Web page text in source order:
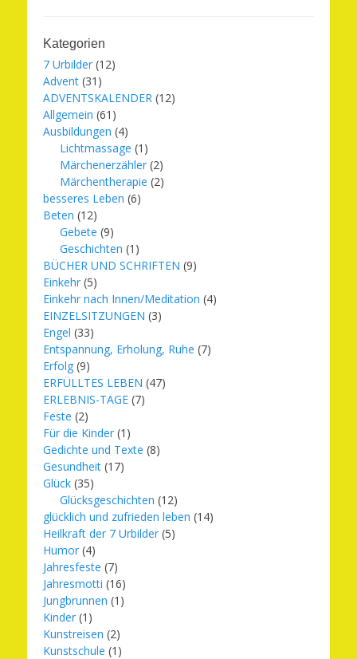
Kategorien
7 Urbilder (12)
Advent (31)
ADVENTSKALENDER (12)
Allgemein (61)
Ausbildungen (4)
Lichtmassage (1)
Märchenerzähler (2)
Märchentherapie (2)
besseres Leben (6)
Beten (12)
Gebete (9)
Geschichten (1)
BÜCHER UND SCHRIFTEN (9)
Einkehr (5)
Einkehr nach Innen/Meditation (4)
EINZELSITZUNGEN (3)
Engel (33)
Entspannung, Erholung, Ruhe (7)
Erfolg (9)
ERFÜLLTES LEBEN (47)
ERLEBNIS-TAGE (7)
Feste (2)
Für die Kinder (1)
Gedichte und Texte (8)
Gesundheit (17)
Glück (35)
Glücksgeschichten (12)
glücklich und zufrieden leben (14)
Heilkraft der 7 Urbilder (5)
Humor (4)
Jahresfeste (7)
Jahresmotti (16)
Jungbrunnen (1)
Kinder (1)
Kunstreisen (2)
Kunstschule (1)